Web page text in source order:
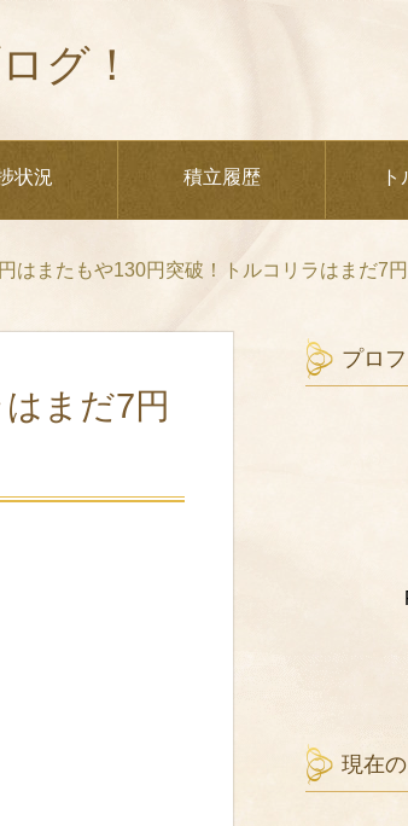
グ！
状況 積立履歴
はまたもや130円突破！トルコリラはまだ7円
まだ7円
プロ
現在